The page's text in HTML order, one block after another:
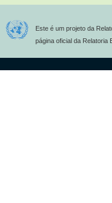
Este é um projeto da
página oficial da Relatoria